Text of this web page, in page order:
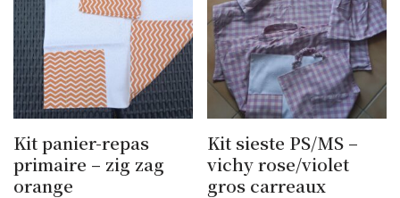
Kit panier-repas
primaire – zig zag
orange
Kit sieste PS/MS –
vichy rose/violet
gros carreaux